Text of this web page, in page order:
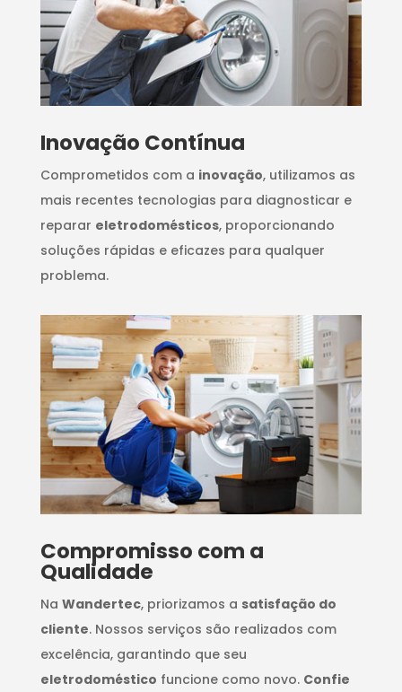
Inovação Contínua
Comprometidos com a inovação, utilizamos as
mais recentes tecnologias para diagnosticar e
reparar eletrodomésticos, proporcionando
soluções rápidas e eficazes para qualquer
problema.
Compromisso com a
Qualidade
Na Wandertec, priorizamos a satisfação do
cliente. Nossos serviços são realizados com
excelência, garantindo que seu
eletrodoméstico funcione como novo. Confie